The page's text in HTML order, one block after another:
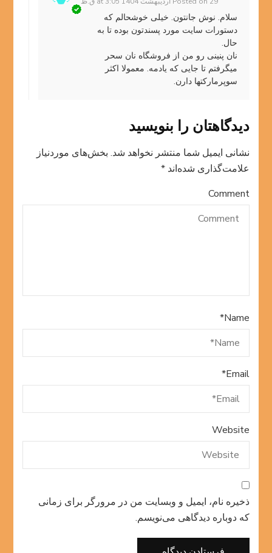
سلام. نوش جانتون. خیلی خوشحالم که
دستورات سایت مورد پسندتون بوده تا به
حال.
نان پنینی رو من از فروشگاه نان سحر
میگرفتم تا جایی که یادمه. معمولا اکثر
سوپرمارکتها دارن.
دیدگاهتان را بنویسید
نشانی ایمیل شما منتشر نخواهد شد. بخش‌های موردنیاز
علامت‌گذاری شده‌اند*
Comment
Name
*
Email
*
Website
ذخیره نام، ایمیل و وبسایت من در مرورگر برای زمانی
که دوباره دیدگاهی می‌نویسم.